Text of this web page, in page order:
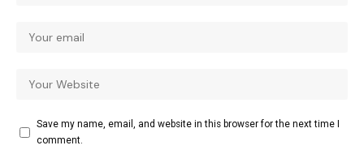
Save my name, email, and website in this browser for the next time I
comment.